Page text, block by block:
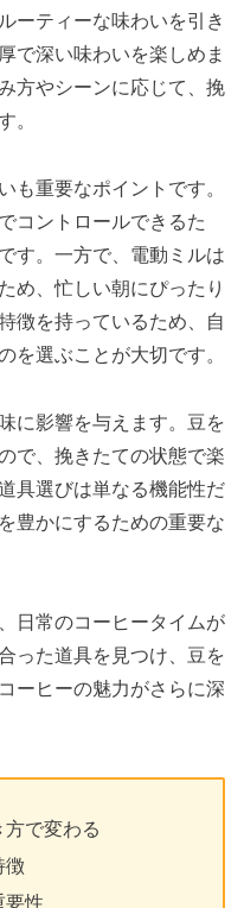
ーティーな味わいを引き
で深い味わいを楽しめま
方やシーンに応じて、挽
。
も重要なポイントです。
コントロールできるた
す。一方で、電動ミルは
め、忙しい朝にぴったり
徴を持っているため、自
を選ぶことが大切です。
に影響を与えます。豆を
で、挽きたての状態で楽
具選びは単なる機能性だ
豊かにするための重要な
日常のコーヒータイムが
った道具を見つけ、豆を
ーヒーの魅力がさらに深
で変わる
徴
要性